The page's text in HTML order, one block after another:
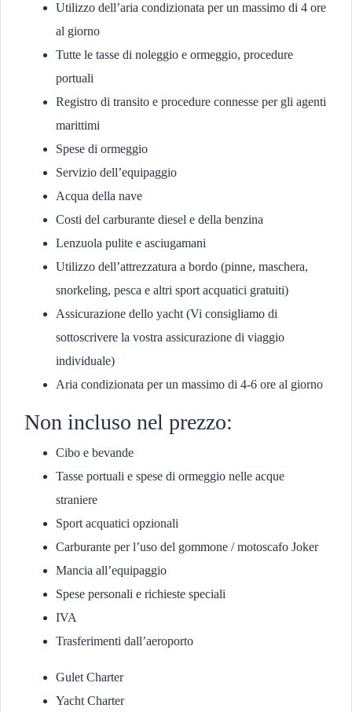
Utilizzo dell’aria condizionata per un massimo di 4 ore
al giorno
Tutte le tasse di noleggio e ormeggio, procedure
portuali
Registro di transito e procedure connesse per gli agenti
marittimi
Spese di ormeggio
Servizio dell’equipaggio
Acqua della nave
Costi del carburante diesel e della benzina
Lenzuola pulite e asciugamani
Utilizzo dell’attrezzatura a bordo (pinne, maschera,
snorkeling, pesca e altri sport acquatici gratuiti)
Assicurazione dello yacht (Vi consigliamo di
sottoscrivere la vostra assicurazione di viaggio
individuale)
Aria condizionata per un massimo di 4-6 ore al giorno
Non incluso nel prezzo:
Cibo e bevande
Tasse portuali e spese di ormeggio nelle acque
straniere
Sport acquatici opzionali
Carburante per l’uso del gommone / motoscafo Joker
Mancia all’equipaggio
Spese personali e richieste speciali
IVA
Trasferimenti dall’aeroporto
Gulet Charter
Yacht Charter